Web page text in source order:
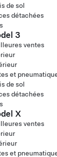
de sol
détachées
3
ventes
et
de sol
détachées
X
ventes
et